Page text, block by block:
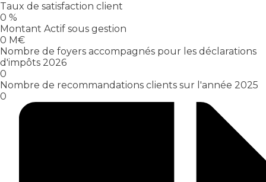
Taux de satisfaction client
0 %
Montant Actif sous gestion
0 M€
Nombre de foyers accompagnés pour les déclarations
d'impôts 2026
0
Nombre de recommandations clients sur l'année 2025
0